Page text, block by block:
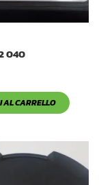
040
AL CARRELLO